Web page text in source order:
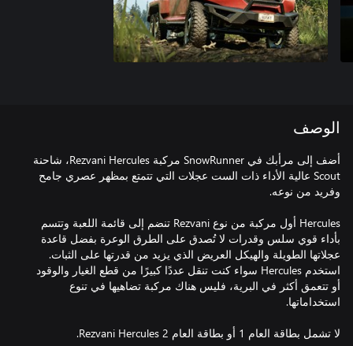
الوصف
أضف إلى مرأبك في SnowRunner مركبة Rezvani Hercules، شاحنة
Scout عالية الأداء ذات الست عجلات التي تتمتع بمظهر عصري جامح
Hercules أول مركبة من نوع Rezvani تنضم إلى قائمة اللعبة وتتسم
بأداء قوي سلس وقدرات لا تُصدق على الطرق الوعرة بفضل قاعدة
عجلاتها الطويلة والهيكل العريض الذي يزيد من قدرتها على الثبات.
استخدم Hercules سواء كنت تنقل عددًا كبيرًا من قطع الغيار والوقود
أو تتعمق أكثر في البرية، فليس هناك مركبة تضاهيها في تنوع
لا تشمل بطاقة العام 1 أو بطاقة العام 2 Rezvani Hercules.